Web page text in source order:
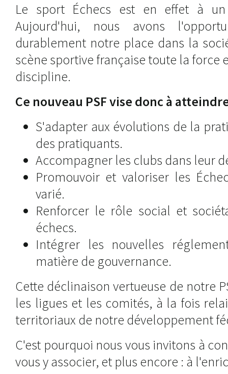
Le sport Échecs est en effet à un
Aujourd'hui, nous avons
durablement notre place dans la
scène sportive française toute la force
discipline.
Ce nouveau PSF vise donc à
S'adapter aux évolutions de la
des pratiquants.
Accompagner les clubs dans leur
Promouvoir et valoriser les
varié.
Renforcer le rôle social et
échecs.
Intégrer les nouvelles
matière de gouvernance.
Cette déclinaison vertueuse de notre
les ligues et les comités, à la fois
territoriaux de notre développement
C'est pourquoi nous vous invitons à
vous y associer, et plus encore : à